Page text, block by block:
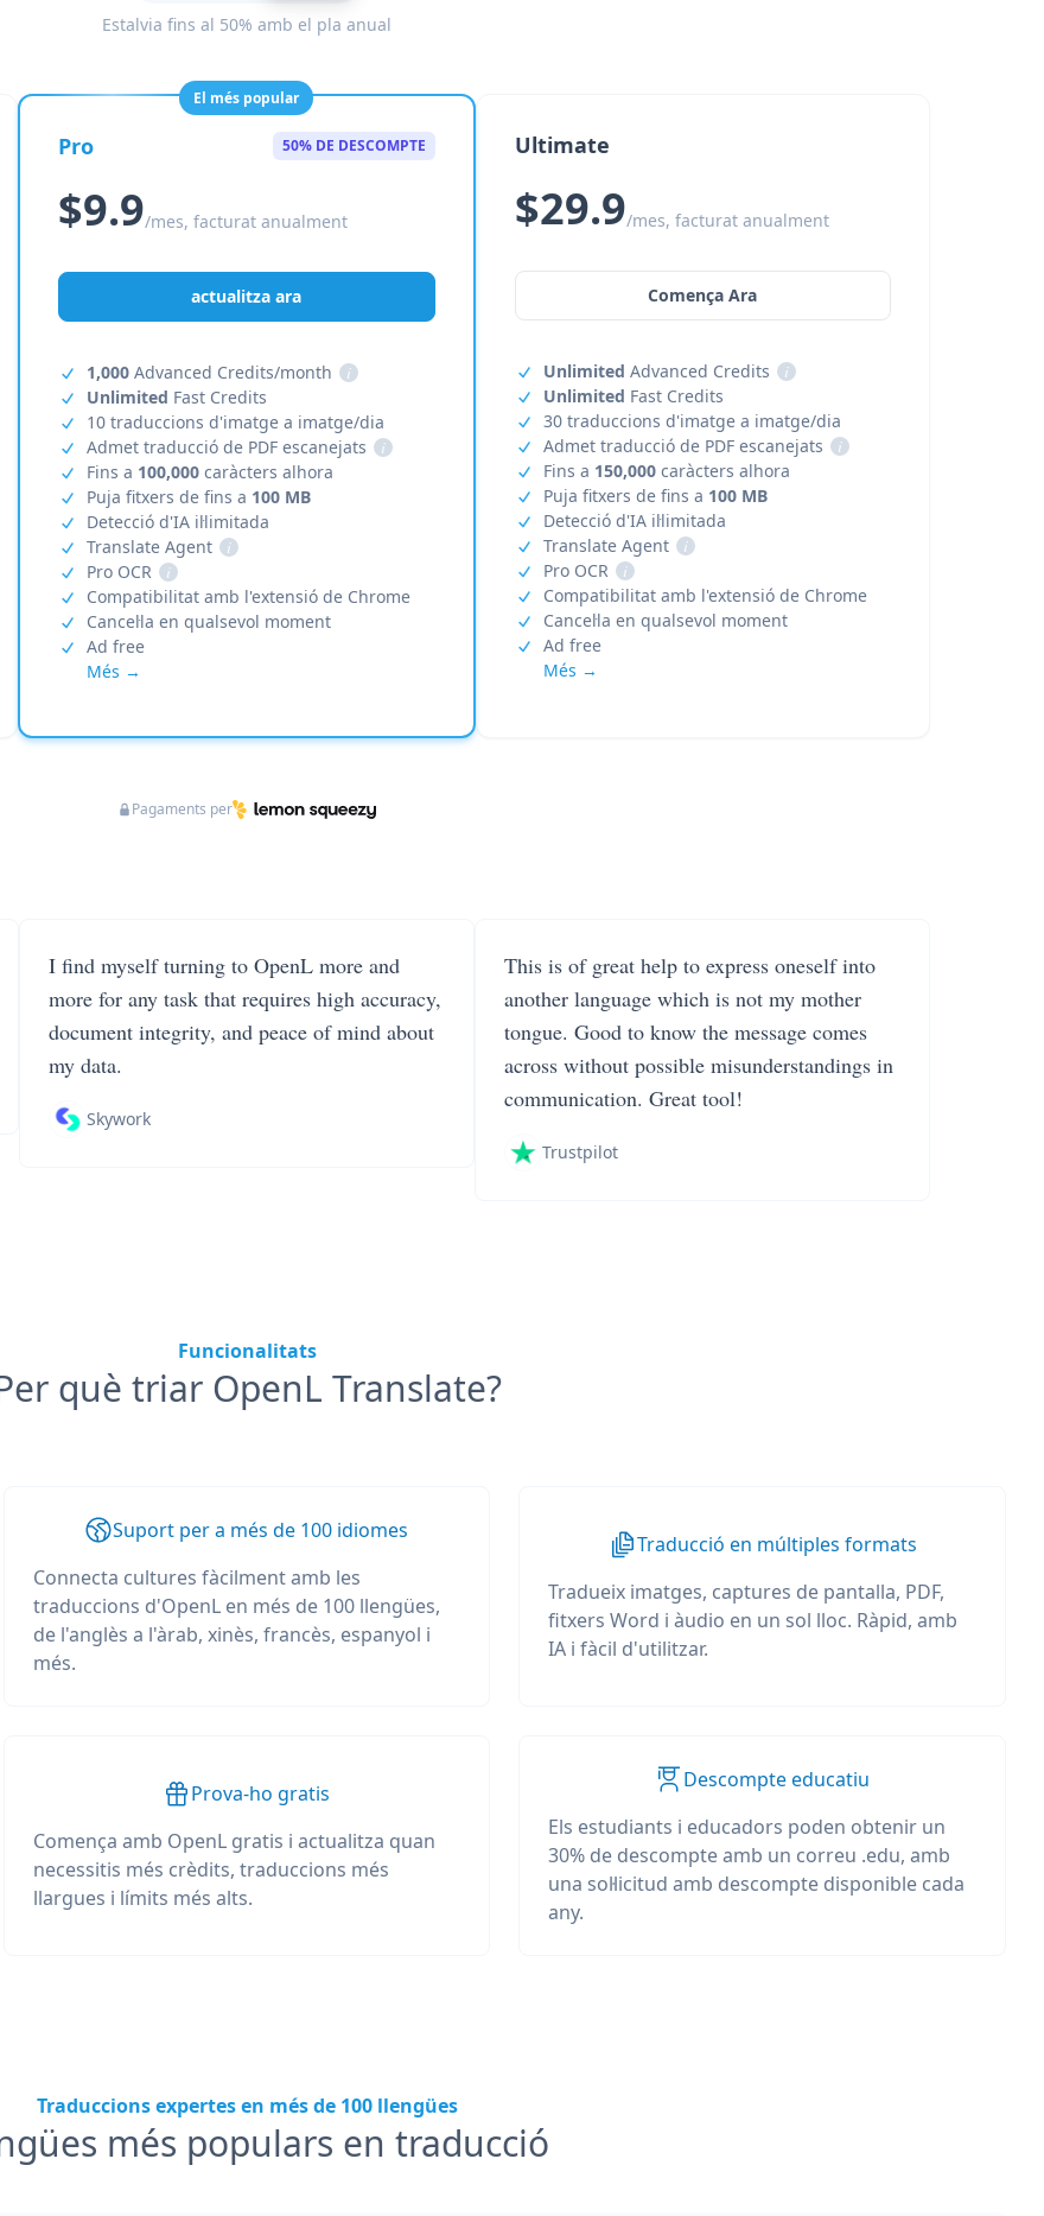
Estalvia fins al 50% amb el pla anual
El més popular
Pro 50% DE DESCOMPTE
$9.9/mes, facturat anualment
actualitza ara
1,000 Advanced Credits/month
i
Unlimited Fast Credits
10 traduccions d'imatge a imatge/dia
Admet traducció de PDF escanejats
i
Fins a 100,000 caràcters alhora
Puja fitxers de fins a 100 MB
Detecció d'IA il·limitada
Translate Agent
i
Pro OCR
i
Compatibilitat amb l'extensió de Chrome
Cancel·la en qualsevol moment
Ad free
Més →
Ultimate
$29.9/mes, facturat anualment
Comença Ara
Unlimited Advanced Credits
i
Unlimited Fast Credits
30 traduccions d'imatge a imatge/dia
Admet traducció de PDF escanejats
i
Fins a 150,000caràcters alhora
Puja fitxers de fins a 100 MB
Detecció d'IA il·limitada
Translate Agent
i
Pro OCR
i
Compatibilitat amb l'extensió de Chrome
Cancel·la en qualsevol moment
Ad free
Més →
Pagaments per
I find myself turning to OpenL more and
more for any task that requires high accuracy,
document integrity, and peace of mind about
my data.
Skywork
This is of great help to express oneself into
another language which is not my mother
tongue. Good to know the message comes
across without possible misunderstandings in
communication. Great tool!
Trustpilot
Funcionalitats
què triar OpenL Translate?
Suport per a més de 100 idiomes
Connecta cultures fàcilment amb les
traduccions d'OpenL en més de 100 llengües,
de l'anglès a l'àrab, xinès, francès, espanyol i
més.
Traducció en múltiples formats
Tradueix imatges, captures de pantalla, PDF,
fitxers Word i àudio en un sol lloc. Ràpid, amb
IA i fàcil d'utilitzar.
Prova-ho gratis
Comença amb OpenL gratis i actualitza quan
necessitis més crèdits, traduccions més
llargues i límits més alts.
Descompte educatiu
Els estudiants i educadors poden obtenir un
30% de descompte amb un correu .edu, amb
una sol·licitud amb descompte disponible cada
any.
Traduccions expertes en més de 100 llengües
més populars en traducció